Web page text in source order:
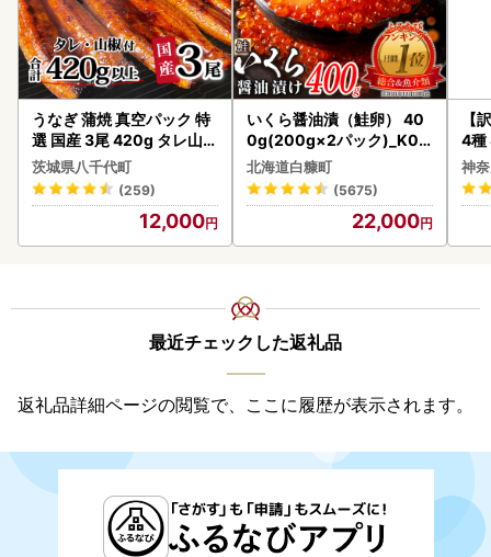
うなぎ 蒲焼 真空パック 特
選 国産 3尾 420g タレ山椒
付き うな重 ひつまぶし 訳
あり 茨城 ウナギ 鰻 個包装
人気 美味しい 小分け 八千
茨城県八千代町
(259)
12,000
いくら醤油漬（鮭卵） 40
0g(200g×2パック)_K02
2-1676
北海道白糠町
(5675)
22,000
【
4種
神
最近チェックした返礼品
返礼品詳細ページの閲覧で、ここに履歴が表示されます。